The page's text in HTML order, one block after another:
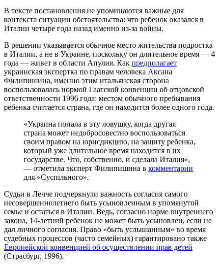
В тексте постановления не упоминаются важные для
контекста ситуации обстоятельства: что ребенок оказался в
Италии четыре года назад именно из-за войны.
В решении указывается обычное место жительства подростка
в Италии, а не в Украине, поскольку он длительное время — 4
года — живет в области Апулия. Как предполагает
украинская экспертка по правам человека Аксана
Филипишина, именно этим итальянская сторона
воспользовалась нормой Гаагской конвенции об отцовской
ответственности 1996 года: местом обычного пребывания
ребенка считается страна, где он находится более одного года.
«Украина попала в эту ловушку, когда другая
страна может недобросовестно воспользоваться
своим правом на юрисдикцию, на защиту ребенка,
который уже длительное время находится в их
государстве. Что, собственно, и сделала Италия»,
— отметила эксперт Филипишина в комментарии
для «Суспільного».
Судьи в Лечче подчеркнули важность согласия самого
несовершеннолетнего быть усыновленным в упомянутой
семье и остаться в Италии. Ведь, согласно норме внутреннего
закона, 14-летний ребенок не может быть усыновлен, если не
дал личного согласия. Право «быть услышанным» во время
судебных процессов (часто семейных) гарантировано также
Европейской конвенцией об осуществлении прав детей
(Страсбург, 1996).